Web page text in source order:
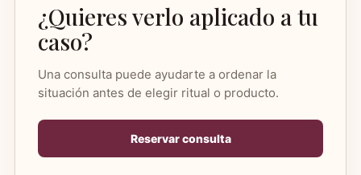
¿Quieres verlo aplicado a tu
caso?
Una consulta puede ayudarte a ordenar la
situación antes de elegir ritual o producto.
Reservar consulta